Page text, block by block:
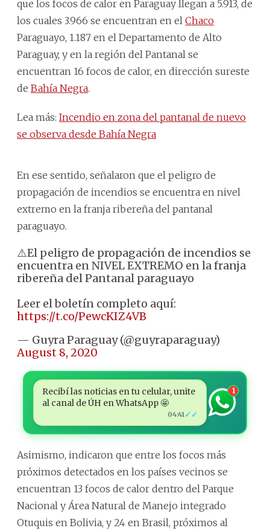
que los focos de calor en Paraguay llegan a 5.913, de
los cuales 3.966 se encuentran en el Chaco
Paraguayo, 1.187 en el Departamento de Alto
Paraguay, y en la región del Pantanal se
encuentran 16 focos de calor, en dirección sureste
de Bahía Negra.
Lea más: Incendio en zona del pantanal de nuevo
se observa desde Bahía Negra
En ese sentido, señalaron que el peligro de
propagación de incendios se encuentra en nivel
extremo en la franja ribereña del pantanal
paraguayo.
⚠️El peligro de propagación de incendios se
encuentra en NIVEL EXTREMO en la franja
ribereña del Pantanal paraguayo
Leer el boletín completo aquí:
https://t.co/PewcKIZ4VB
— Guyra Paraguay (@guyraparaguay)
August 8, 2020
Recibí las noticias en tu celular, unite
al canal de ÚH en WhatsApp 🤩
04:41 ✓✓
1
Asimismo, indicaron que entre los focos más
próximos detectados en los países vecinos se
encuentran 13 focos de calor dentro del Parque
Nacional y Área Natural de Manejo integrado
Otuquis en Bolivia, y 24 en Brasil, próximos al